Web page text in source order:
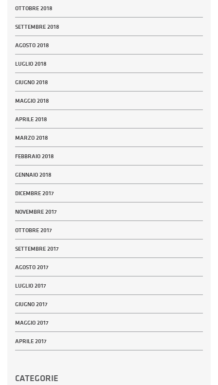
OTTOBRE 2018
SETTEMBRE 2018
AGOSTO 2018
LUGLIO 2018
GIUGNO 2018
MAGGIO 2018
APRILE 2018
MARZO 2018
FEBBRAIO 2018
GENNAIO 2018
DICEMBRE 2017
NOVEMBRE 2017
OTTOBRE 2017
SETTEMBRE 2017
AGOSTO 2017
LUGLIO 2017
GIUGNO 2017
MAGGIO 2017
APRILE 2017
CATEGORIE